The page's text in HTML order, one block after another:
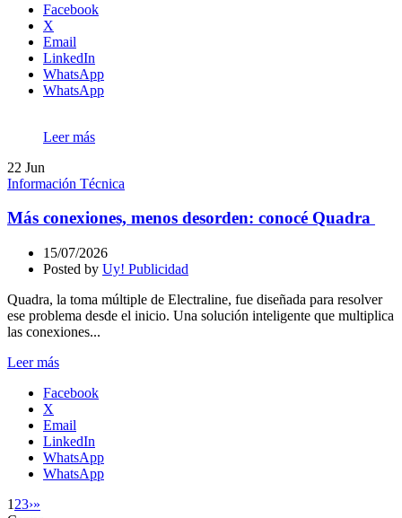
Facebook
X
Email
LinkedIn
WhatsApp
WhatsApp
Leer más
22 Jun
Información Técnica
Más conexiones, menos desorden: conocé Quadra
15/07/2026
Posted by Uy! Publicidad
Quadra, la toma múltiple de Electraline, fue diseñada para resolver
ese problema desde el inicio. Una solución inteligente que multiplica
las conexiones...
Leer más
Facebook
X
Email
LinkedIn
WhatsApp
WhatsApp
1 23›»